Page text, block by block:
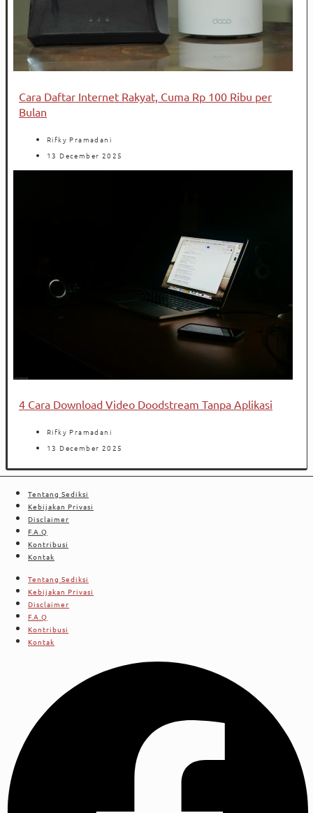
Cara Daftar Internet Rakyat, Cuma Rp 100 Ribu per
Bulan
Rifky Pramadani
13 December 2025
4 Cara Download Video Doodstream Tanpa Aplikasi
Rifky Pramadani
13 December 2025
Tentang Sediksi
Kebijakan Privasi
Disclaimer
F.A.Q
Kontribusi
Kontak
Tentang Sediksi
Kebijakan Privasi
Disclaimer
F.A.Q
Kontribusi
Kontak